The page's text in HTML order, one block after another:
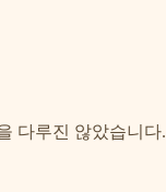
다루진 않았습니다.